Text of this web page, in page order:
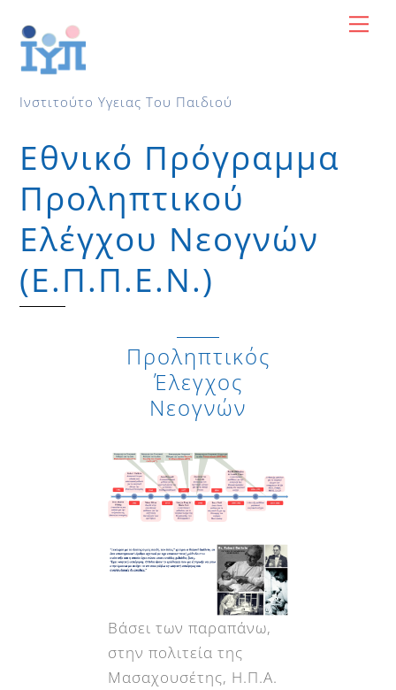
content
Ινστιτούτο Υγειας Του Παιδιού
Εθνικό Πρόγραμμα
Προληπτικού
Ελέγχου Νεογνών
(Ε.Π.Π.Ε.Ν.)
Προληπτικός
Έλεγχος
Νεογνών
Βάσει των παραπάνω,
στην πολιτεία της
Μασαχουσέτης, Η.Π.Α.